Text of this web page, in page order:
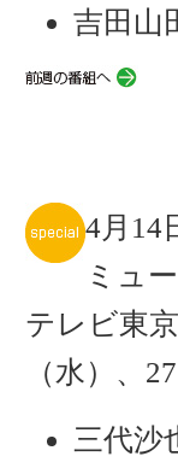
吉田山
4月14
ミュ
テレビ東
（水）、
三代沙